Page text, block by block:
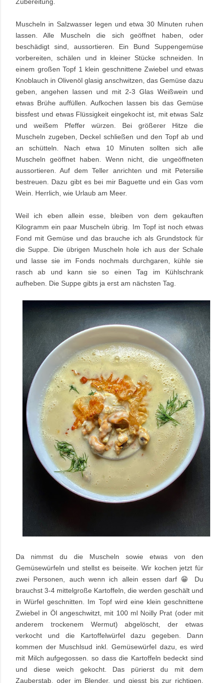
Muscheln in Salzwasser legen und etwa 30 Minuten ruhen
lassen. Alle Muscheln die sich geöffnet haben, oder
beschädigt sind, aussortieren. Ein Bund Suppengemüse
vorbereiten, schälen und in kleiner Stücke schneiden. In
einem großen Topf 1 klein geschnittene Zwiebel und etwas
Knoblauch in Olivenöl glasig anschwitzen, das Gemüse dazu
geben, angehen lassen und mit 2-3 Glas Weißwein und
etwas Brühe auffüllen. Aufkochen lassen bis das Gemüse
bissfest und etwas Flüssigkeit eingekocht ist, mit etwas Salz
und weißem Pfeffer würzen. Bei größerer Hitze die
Muscheln zugeben, Deckel schließen und den Topf ab und
an schütteln. Nach etwa 10 Minuten sollten sich alle
Muscheln geöffnet haben. Wenn nicht, die ungeöffneten
aussortieren. Auf dem Teller anrichten und mit Petersilie
bestreuen. Dazu gibt es bei mir Baguette und ein Gas vom
Wein. Herrlich, wie Urlaub am Meer.
Weil ich eben allein esse, bleiben von dem gekauften
Kilogramm ein paar Muscheln übrig. Im Topf ist noch etwas
Fond mit Gemüse und das brauche ich als Grundstock für
die Suppe. Die übrigen Muscheln hole ich aus der Schale
und lasse sie im Fonds nochmals durchgaren, kühle sie
rasch ab und kann sie so einen Tag im Kühlschrank
aufheben. Die Suppe gibts ja erst am nächsten Tag.
Da nimmst du die Muscheln sowie etwas von den
Gemüsewürfeln und stellst es beiseite. Wir kochen jetzt für
zwei Personen, auch wenn ich allein essen darf 😁 Du
brauchst 3-4 mittelgroße Kartoffeln, die werden geschält und
in Würfel geschnitten. Im Topf wird eine klein geschnittene
Zwiebel in Öl angeschwitzt, mit 100 ml Noilly Prat (oder mit
anderem trockenem Wermut) abgelöscht, der etwas
verkocht und die Kartoffelwürfel dazu gegeben. Dann
kommen der Muschlsud inkl. Gemüsewürfel dazu, es wird
mit Milch aufgegossen. so dass die Kartoffeln bedeckt sind
und diese weich gekocht. Das pürierst du mit dem
Zauberstab, oder im Blender, und giesst bis zur richtigen,